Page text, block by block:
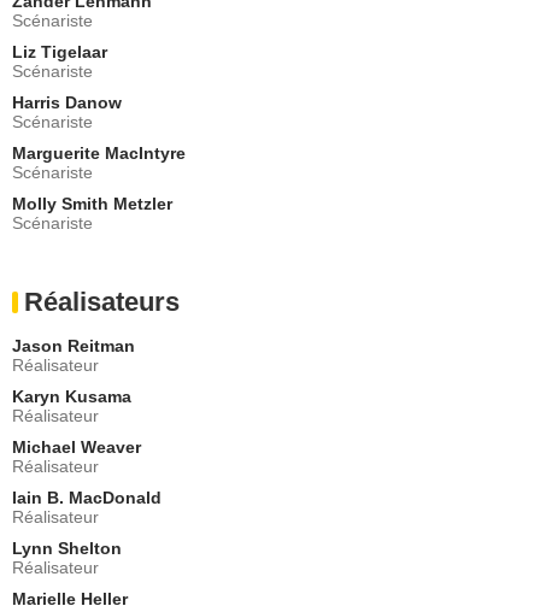
- 2 Episodes :
Diana Gitelman
Sheri
- 2 Episodes :4
Sarah Beth Bassak
Infirmière Alexander
- 2 Episodes :
Sean Poolman
Omar
Anthony
Cameron Sanders
Pathetic Kid
- 2 Episodes :3-
Judy
- 1 Episode :
Jessi Cooper
Alexis
- 1 Episode :5
Sonia
Scénariste
Liz Tigelaar
Scénariste
Harris Danow
Scénariste
Marguerite MacIntyre
Scénariste
Molly Smith Metzler
Scénariste
Réalisateurs
Jason Reitman
Réalisateur
Karyn Kusama
Réalisateur
Michael Weaver
Réalisateur
Iain B. MacDonald
Réalisateur
Lynn Shelton
Réalisateur
Marielle Heller